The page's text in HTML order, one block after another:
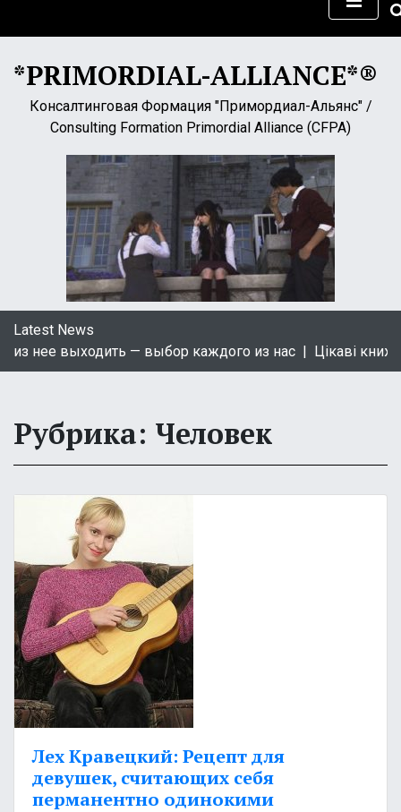
*PRIMORDIAL-ALLIANCE*®
Консалтинговая Формация "Примордиал-Альянс" /
Consulting Formation Primordial Alliance (CFPA)
Latest News
— выбор каждого из нас | Цікаві книжки українською
Рубрика: Человек
Лех Кравецкий: Рецепт для
девушек, считающих себя
перманентно одинокими